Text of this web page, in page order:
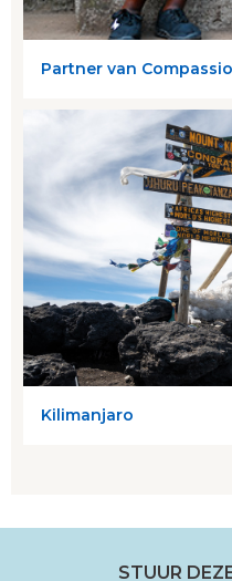
Partner van
Kilimanjaro
STUUR